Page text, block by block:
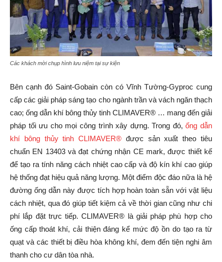
Các khách mời chụp hình lưu niệm tại sự kiện
Bên cạnh đó Saint-Gobain còn có Vĩnh Tường-Gyproc cung
cấp các giải pháp sáng tạo cho ngành trần và vách ngăn thạch
cao; ống dẫn khí bông thủy tinh CLIMAVER® … mang đến giải
pháp tối ưu cho mọi công trình xây dựng. Trong đó,ống dẫn
khí bông thủy tinh CLIMAVER® được sản xuất theo tiêu
chuẩn EN 13403 và đạt chứng nhận CE mark, được thiết kế
để tạo ra tính năng cách nhiệt cao cấp và độ kín khí cao giúp
hệ thống đạt hiệu quả năng lượng. Một điểm độc đáo nữa là hệ
đường ống dẫn này được tích hợp hoàn toàn sẵn với vật liệu
cách nhiệt, qua đó giúp tiết kiệm cả về thời gian cũng như chi
phí lắp đặt trực tiếp. CLIMAVER® là giải pháp phù hợp cho
ống cấp thoát khí, cải thiện đáng kể mức độ ồn do tạo ra từ
quạt và các thiết bị điều hòa không khí, đem đến tiện nghi âm
thanh cho cư dân tòa nhà.